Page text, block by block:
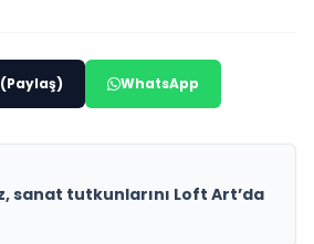
WhatsApp
sanat tutkunlarını Loft Art’da